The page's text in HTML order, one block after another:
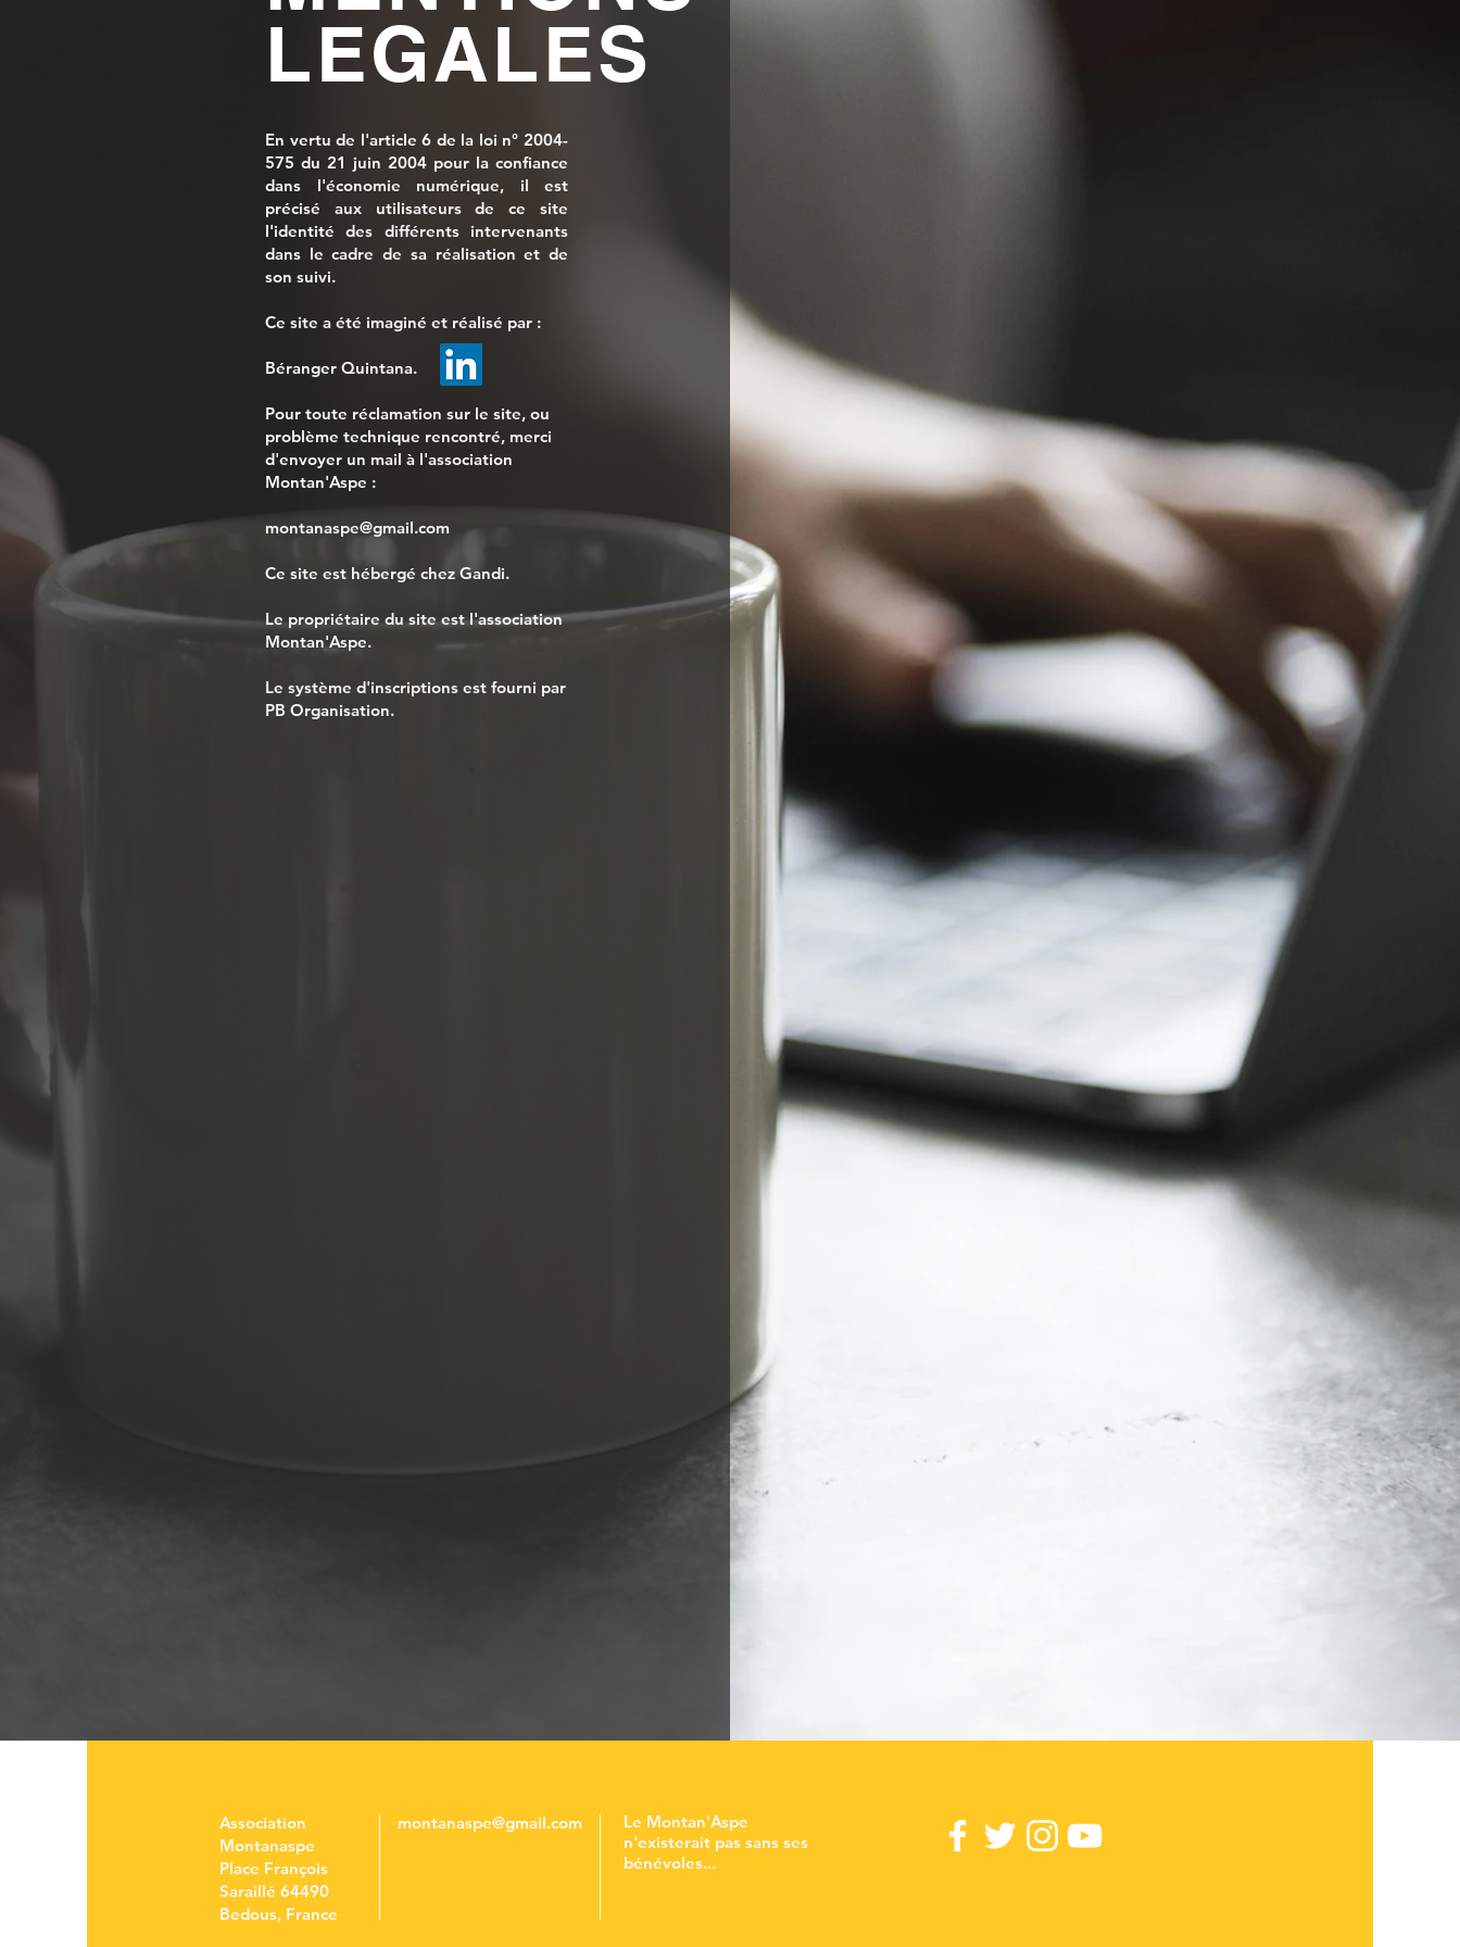
LEGALES
En vertu de l'article 6 de la loi n° 2004-
575 du 21 juin 2004 pour la confiance
dans l'économie numérique, il est
précisé aux utilisateurs de ce site
l'identité des différents intervenants
dans le cadre de sa réalisation et de
son suivi.
Ce site a été imaginé et réalisé par :
Béranger Quintana.
Pour toute réclamation sur le site, ou
problème technique rencontré, merci
d'envoyer un mail à l'association
Montan'Aspe :
montanaspe@gmail.com
Ce site est hébergé chez Gandi.
Le propriétaire du site est l'association
Montan'Aspe.
Le système d'inscriptions est fourni par
PB Organisation.
Association
Montanaspe
Place François
Saraillé 64490
Bedous, France
montanaspe@gmail.com
Le Montan'Aspe
n'existerait pas sans ses
bénévoles...